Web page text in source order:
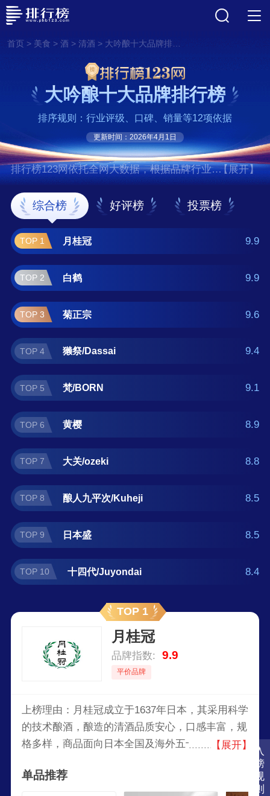
首页> 美食 > 酒 > 清酒 > 大吟酿十大品牌排行榜
入
榜
规
则
大吟酿十大品牌排行榜
排序规则：行业评级、口碑、销量等12项依据
更新时间：2026年4月1日
排行榜123网依托全网大数据，根据品牌行业评
级、口碑、销量等12项指标依据，评选出了大
吟酿十大品牌排行榜，前十名分别是月桂冠、
白鹤、菊正宗、獭祭/Dassai、梵/BORN、黄
樱、大关/ozeki、酿人九平次/Kuheji、日本盛、
十四代/Juyondai 。如果您正在查找大吟酿什么
牌子好？那么本大吟酿十大品牌榜单可供您作
为选购参考，我们致力于用最真实的数据提供
大吟酿品牌推荐，让您选得放心。(榜单每月更
新一次)
【展开】
综合榜 好评榜 投票榜
TOP 1 月桂冠 9.9
TOP 2 白鹤 9.9
TOP 3 菊正宗 9.6
TOP 4 獭祭/Dassai 9.4
TOP 5 梵/BORN 9.1
TOP 6 黄樱 8.9
TOP 7 大关/ozeki 8.8
TOP 8 酿人九平次/Kuheji 8.5
TOP 9 日本盛 8.5
TOP 10 十四代/Juyondai 8.4
TOP 1
月桂冠
品牌指数: 9.9
平价品牌
上榜理由：月桂冠成立于1637年日本，其采用科学
的技术酿酒，酿造的清酒品质安心，口感丰富，规
格多样，商品面向日本全国及海外五十多个国家销
【展开】
单品推荐